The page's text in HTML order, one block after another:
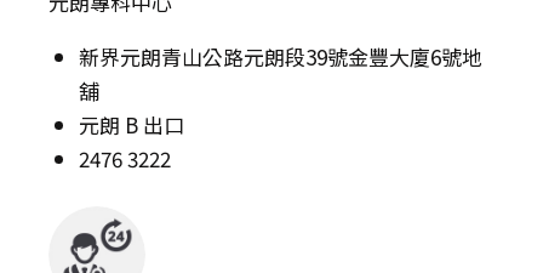
新界元朗青山公路元朗段39號金豐大廈6號地
舖
元朗 B 出口
2476 3222